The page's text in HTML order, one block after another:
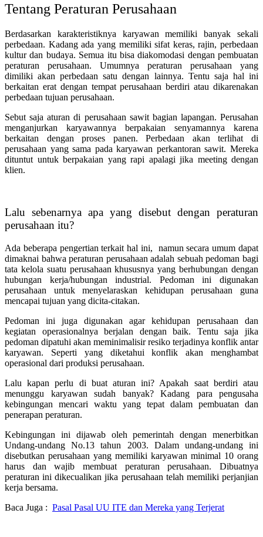
Tentang Peraturan Perusahaan
Berdasarkan karakteristiknya karyawan memiliki banyak sekali
perbedaan. Kadang ada yang memiliki sifat keras, rajin, perbedaan
kultur dan budaya. Semua itu bisa diakomodasi dengan pembuatan
peraturan perusahaan. Umumnya peraturan perusahaan yang
dimiliki akan perbedaan satu dengan lainnya. Tentu saja hal ini
berkaitan erat dengan tempat perusahaan berdiri atau dikarenakan
perbedaan tujuan perusahaan.
Sebut saja aturan di perusahaan sawit bagian lapangan. Perusahan
menganjurkan karyawannya berpakaian senyamannya karena
berkaitan dengan proses panen. Perbedaan akan terlihat di
perusahaan yang sama pada karyawan perkantoran sawit. Mereka
dituntut untuk berpakaian yang rapi apalagi jika meeting dengan
klien.
Lalu sebenarnya apa yang disebut dengan peraturan
perusahaan itu?
Ada beberapa pengertian terkait hal ini, namun secara umum dapat
dimaknai bahwa peraturan perusahaan adalah sebuah pedoman bagi
tata kelola suatu perusahaan khususnya yang berhubungan dengan
hubungan kerja/hubungan industrial. Pedoman ini digunakan
perusahaan untuk menyelaraskan kehidupan perusahaan guna
mencapai tujuan yang dicita-citakan.
Pedoman ini juga digunakan agar kehidupan perusahaan dan
kegiatan operasionalnya berjalan dengan baik. Tentu saja jika
pedoman dipatuhi akan meminimalisir resiko terjadinya konflik antar
karyawan. Seperti yang diketahui konflik akan menghambat
operasional dari produksi perusahaan.
Lalu kapan perlu di buat aturan ini? Apakah saat berdiri atau
menunggu karyawan sudah banyak? Kadang para pengusaha
kebingungan mencari waktu yang tepat dalam pembuatan dan
penerapan peraturan.
Kebingungan ini dijawab oleh pemerintah dengan menerbitkan
Undang-undang No.13 tahun 2003. Dalam undang-undang ini
disebutkan perusahaan yang memiliki karyawan minimal 10 orang
harus dan wajib membuat peraturan perusahaan. Dibuatnya
peraturan ini dikecualikan jika perusahaan telah memiliki perjanjian
kerja bersama.
Baca Juga : Pasal Pasal UU ITE dan Mereka yang Terjerat